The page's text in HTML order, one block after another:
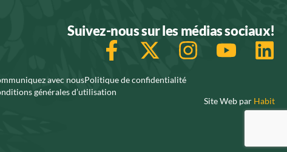
Suivez-nous sur les médias sociaux!
avec nousPolitique de confidentialité
générales d’utilisation
Site Web par Habit